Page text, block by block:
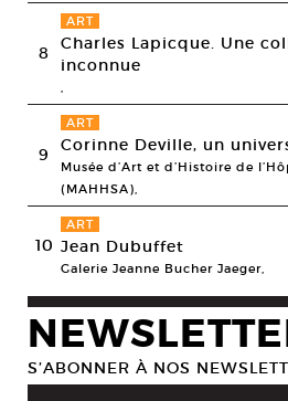
8
ART
Charles Lapicque. Une
inconnue
,
9
ART
Corinne Deville, un
Musée d’Art et d’Histoire de
(MAHHSA),
10
ART
Jean Dubuffet
Galerie Jeanne Bucher Jaeger,
S’ABONNER À NOS